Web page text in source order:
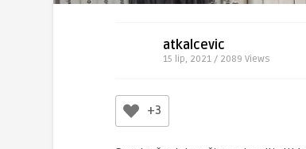
atkalcevic
15 lip, 2021 / 2089 Views
+3